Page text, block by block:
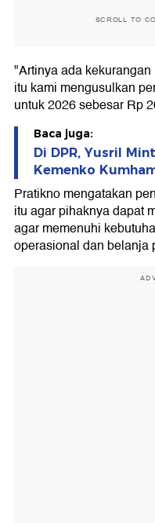
SCROLL TO
"Artinya ada
itu kami mengusulkan
untuk 2026 sebesar Rp
Baca juga:
Di DPR, Yusril
Kemenko
Pratikno mengatakan
itu agar pihaknya dapat
agar memenuhi
operasional dan belanja